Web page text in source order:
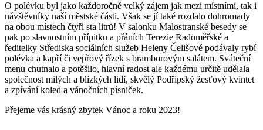
O polévku byl jako každoročně velký zájem jak mezi místními, tak i
návštěvníky naší městské části. Však se jí také rozdalo dohromady
na obou místech čtyři sta litrů! V salonku Malostranské besedy se
pak po slavnostním přípitku a přáních Terezie Radoměřské a
ředitelky Střediska sociálních služeb Heleny Čelišové podávaly rybí
polévka a kapří či vepřový řízek s bramborovým salátem. Sváteční
menu chutnalo a potěšilo, hlavní radost ale každému určitě udělala
společnost milých a blízkých lidí, skvělý Podřipský žesťový kvintet
a zpívání koled a vánočních písniček.
Přejeme vás krásný zbytek Vánoc a roku 2023!